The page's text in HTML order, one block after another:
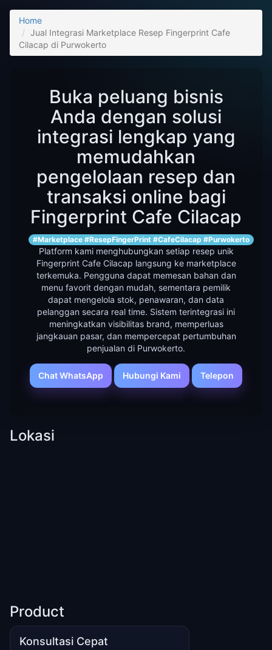
Home
Jual Integrasi Marketplace Resep Fingerprint Cafe
Cilacap di Purwokerto
Buka peluang bisnis
Anda dengan solusi
integrasi lengkap yang
memudahkan
pengelolaan resep dan
transaksi online bagi
Fingerprint Cafe Cilacap
#Marketplace #ResepFingerPrint #CafeCilacap #Purwokerto
Platform kami menghubungkan setiap resep unik
Fingerprint Cafe Cilacap langsung ke marketplace
terkemuka. Pengguna dapat memesan bahan dan
menu favorit dengan mudah, sementara pemilik
dapat mengelola stok, penawaran, dan data
pelanggan secara real time. Sistem terintegrasi ini
meningkatkan visibilitas brand, memperluas
jangkauan pasar, dan mempercepat pertumbuhan
penjualan di Purwokerto.
Chat WhatsApp Hubungi Kami Telepon
Lokasi
Product
Konsultasi Cepat